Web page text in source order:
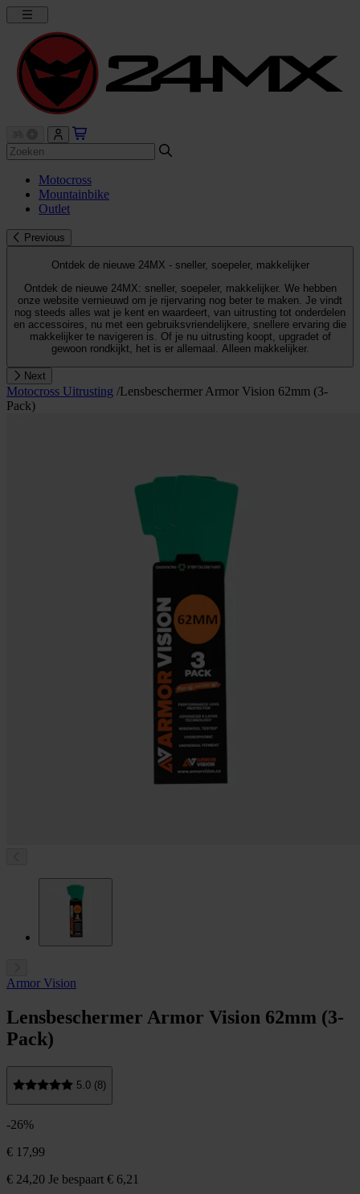
Motocross
Mountainbike
Outlet
Previous
Ontdek de nieuwe 24MX - sneller, soepeler, makkelijker
Ontdek de nieuwe 24MX: sneller, soepeler, makkelijker. We hebben
onze website vernieuwd om je rijervaring nog beter te maken. Je vindt
nog steeds alles wat je kent en waardeert, van uitrusting tot onderdelen
en accessoires, nu met een gebruiksvriendelijkere, snellere ervaring die
makkelijker te navigeren is. Of je nu uitrusting koopt, upgradet of
gewoon rondkijkt, het is er allemaal. Alleen makkelijker.
Next
Motocross Uitrusting /Lensbeschermer Armor Vision 62mm (3-
Pack)
Armor Vision
Lensbeschermer Armor Vision 62mm (3-
Pack)
5.0 (8)
-26%
€ 17,99
€ 24,20 Je bespaart € 6,21